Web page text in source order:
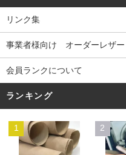
リンク集
事業者様向け オーダーレザー
会員ランクについて
ランキング
1 2